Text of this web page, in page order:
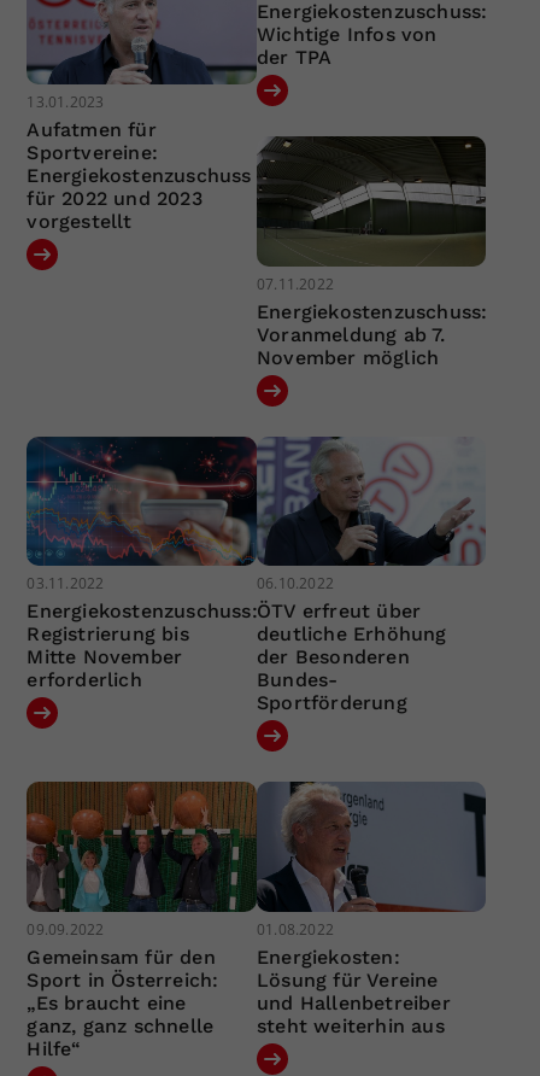
13.01.2023
Aufatmen für
Sportvereine:
Energiekostenzuschuss
für 2022 und 2023
vorgestellt
Energiekostenzuschuss:
Wichtige Infos von
der TPA
07.11.2022
Energiekostenzuschuss:
Voranmeldung ab 7.
November möglich
03.11.2022
Energiekostenzuschuss:
Registrierung bis
Mitte November
erforderlich
06.10.2022
ÖTV erfreut über
deutliche Erhöhung
der Besonderen
Bundes-
Sportförderung
09.09.2022
Gemeinsam für den
Sport in Österreich:
„Es braucht eine
ganz, ganz schnelle
Hilfe“
01.08.2022
Energiekosten:
Lösung für Vereine
und Hallenbetreiber
steht weiterhin aus